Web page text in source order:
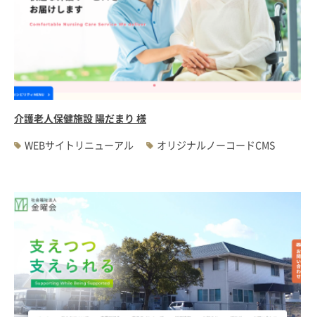
介護老人保健施設 陽だまり 様
WEBサイトリニューアル
オリジナルノーコードCMS